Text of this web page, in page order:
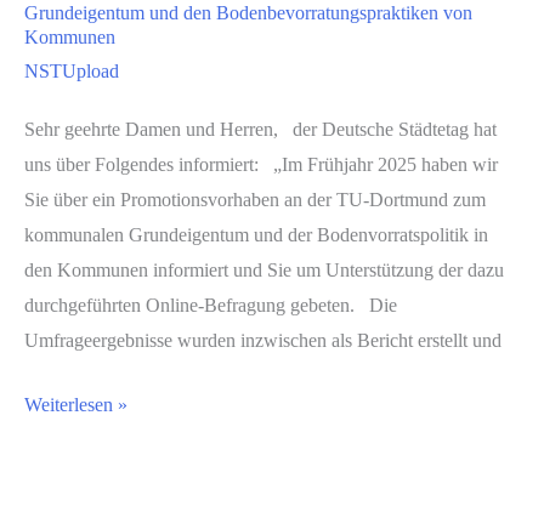
Grundeigentum und den Bodenbevorratungspraktiken von
Kommunen
NSTUpload
Sehr geehrte Damen und Herren, der Deutsche Städtetag hat
uns über Folgendes informiert: „Im Frühjahr 2025 haben wir
Sie über ein Promotionsvorhaben an der TU-Dortmund zum
kommunalen Grundeigentum und der Bodenvorratspolitik in
den Kommunen informiert und Sie um Unterstützung der dazu
durchgeführten Online-Befragung gebeten. Die
Umfrageergebnisse wurden inzwischen als Bericht erstellt und
Weiterlesen »